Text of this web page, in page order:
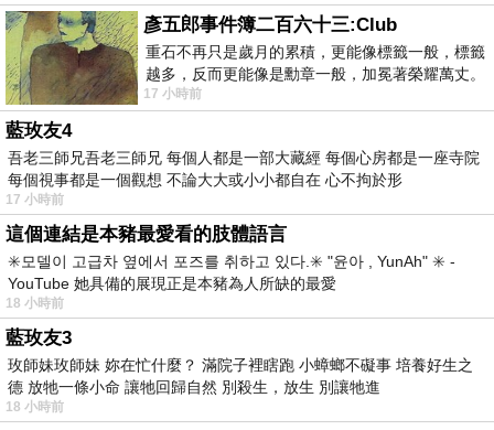
彥五郎事件簿二百六十三:Club
重石不再只是歲月的累積，更能像標籤一般，標籤
越多，反而更能像是勳章一般，加冕著榮耀萬丈。
習慣一如縱容，成了再難輕輕放下的罪證
17 小時前
藍玫友4
吾老三師兄吾老三師兄 每個人都是一部大藏經 每個心房都是一座寺院
每個視事都是一個觀想 不論大大或小小都自在 心不拘於形
17 小時前
這個連結是本豬最愛看的肢體語言
✳️모델이 고급차 옆에서 포즈를 취하고 있다.✳️ "윤아 , YunAh" ✳️ -
YouTube 她具備的展現正是本豬為人所缺的最愛
18 小時前
藍玫友3
玫師妹玫師妹 妳在忙什麼？ 滿院子裡瞎跑 小蟑螂不礙事 培養好生之
德 放牠一條小命 讓牠回歸自然 別殺生，放生 別讓牠進
18 小時前